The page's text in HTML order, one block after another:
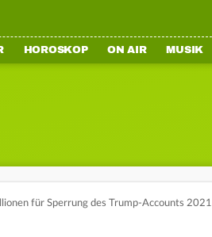
HOROSKOP ON AIR MUSIK
für Sperrung des Trump-Accounts 2021